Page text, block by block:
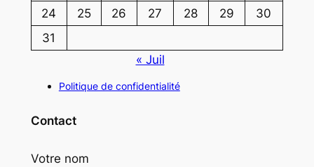
24
25 26 27 28 29
30
31
« Juil
Politique de confidentialité
Contact
Votre nom